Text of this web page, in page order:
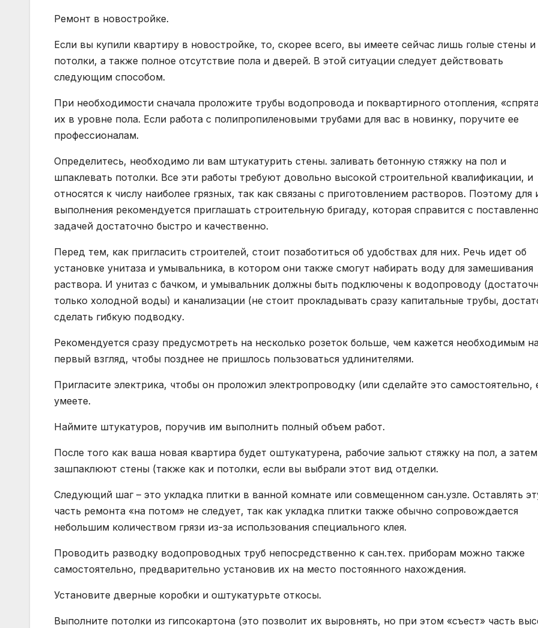
Ремонт в новостройке.
Если вы купили квартиру в новостройке, то, скорее всего, вы имеете сейчас лишь голые стены и
потолки, а также полное отсутствие пола и дверей. В этой ситуации следует действовать
следующим способом.
При необходимости сначала проложите трубы водопровода и поквартирного отопления,
их в уровне пола. Если работа с полипропиленовыми трубами для вас в новинку, поручите ее
профессионалам.
Определитесь, необходимо ли вам штукатурить стены. заливать бетонную стяжку на пол и
шпаклевать потолки. Все эти работы требуют довольно высокой строительной квалификации, и
относятся к числу наиболее грязных, так как связаны с приготовлением растворов. Поэтому для
выполнения рекомендуется приглашать строительную бригаду, которая справится с
задачей достаточно быстро и качественно.
Перед тем, как пригласить строителей, стоит позаботиться об удобствах для них. Речь идет об
установке унитаза и умывальника, в котором они также смогут набирать воду для замешивания
раствора. И унитаз с бачком, и умывальник должны быть подключены к водопроводу
только холодной воды) и канализации (не стоит прокладывать сразу капитальные трубы,
сделать гибкую подводку.
Рекомендуется сразу предусмотреть на несколько розеток больше, чем кажется необходимым
первый взгляд, чтобы позднее не пришлось пользоваться удлинителями.
Пригласите электрика, чтобы он проложил электропроводку (или сделайте это самостоятельно,
умеете.
Наймите штукатуров, поручив им выполнить полный объем работ.
После того как ваша новая квартира будет оштукатурена, рабочие зальют стяжку на пол, а затем
зашпаклюют стены (также как и потолки, если вы выбрали этот вид отделки.
Следующий шаг – это укладка плитки в ванной комнате или совмещенном сан.узле. Оставлять
часть ремонта «на потом» не следует, так как укладка плитки также обычно сопровождается
небольшим количеством грязи из-за использования специального клея.
Проводить разводку водопроводных труб непосредственно к сан.тех. приборам можно также
самостоятельно, предварительно установив их на место постоянного нахождения.
Установите дверные коробки и оштукатурьте откосы.
Выполните потолки из гипсокартона (это позволит их выровнять, но при этом «съест» часть